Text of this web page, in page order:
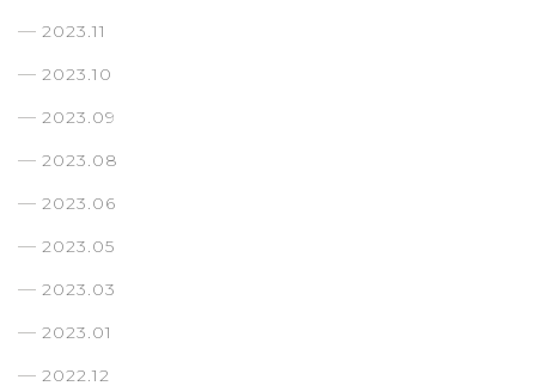
2023.11
2023.10
2023.09
2023.08
2023.06
2023.05
2023.03
2023.01
2022.12